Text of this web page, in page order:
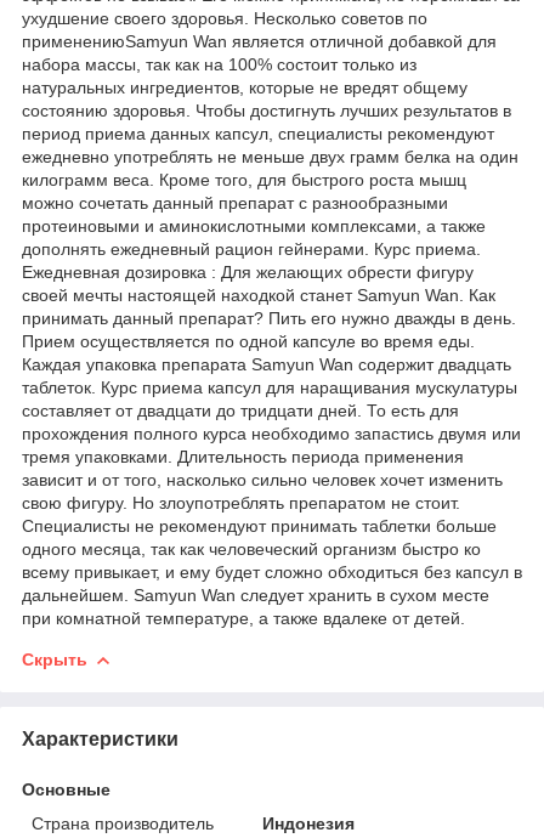
ухудшение своего здоровья. Несколько советов по
применениюSamyun Wan является отличной добавкой для
набора массы, так как на 100% состоит только из
натуральных ингредиентов, которые не вредят общему
состоянию здоровья. Чтобы достигнуть лучших результатов в
период приема данных капсул, специалисты рекомендуют
ежедневно употреблять не меньше двух грамм белка на один
килограмм веса. Кроме того, для быстрого роста мышц
можно сочетать данный препарат с разнообразными
протеиновыми и аминокислотными комплексами, а также
дополнять ежедневный рацион гейнерами. Курс приема.
Ежедневная дозировка : Для желающих обрести фигуру
своей мечты настоящей находкой станет Samyun Wan. Как
принимать данный препарат? Пить его нужно дважды в день.
Прием осуществляется по одной капсуле во время еды.
Каждая упаковка препарата Samyun Wan содержит двадцать
таблеток. Курс приема капсул для наращивания мускулатуры
составляет от двадцати до тридцати дней. То есть для
прохождения полного курса необходимо запастись двумя или
тремя упаковками. Длительность периода применения
зависит и от того, насколько сильно человек хочет изменить
свою фигуру. Но злоупотреблять препаратом не стоит.
Специалисты не рекомендуют принимать таблетки больше
одного месяца, так как человеческий организм быстро ко
всему привыкает, и ему будет сложно обходиться без капсул в
дальнейшем. Samyun Wan следует хранить в сухом месте
при комнатной температуре, а также вдалеке от детей.
Скрыть
Характеристики
Основные
Страна производитель
Индонезия